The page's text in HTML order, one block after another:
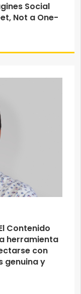
Social
Not a One-
Contenido
herramienta
con
genuina y